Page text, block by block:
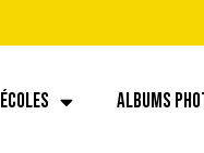
ÉCOLES ALBUMS